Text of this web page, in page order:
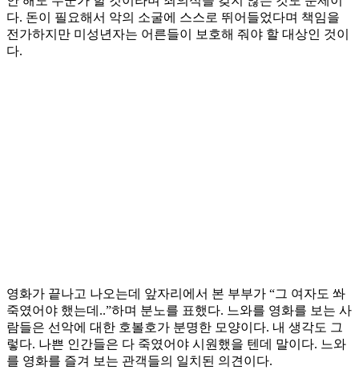
다. 돈이 필요해서 악의 소굴에 스스로 뛰어들었다며 책임을
전가하지만 미성년자는 어른들이 보호해 줘야 할 대상인 것이
다.
영화가 끝나고 나오는데 앞자리에서 본 부부가 “그 여자도 쏴
죽였어야 했는데..”하며 분노를 표했다. 느와를 영화를 보는 사
람들은 선악에 대한 호볼호가 분명한 모양이다. 내 생각도 그
렇다. 나쁜 인간들은 다 죽였어야 시원했을 텐데 말이다. 느와
를 영화를 즐겨 보는 관객들의 일치된 의견이다.